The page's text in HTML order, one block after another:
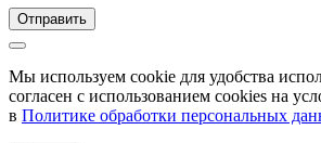
Отправить
Мы используем cookie для удобства
согласен с использованием cookies на
в Политике обработки персональных